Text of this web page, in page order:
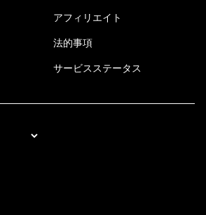
アフィリエイト
法的事項
サービスステータス